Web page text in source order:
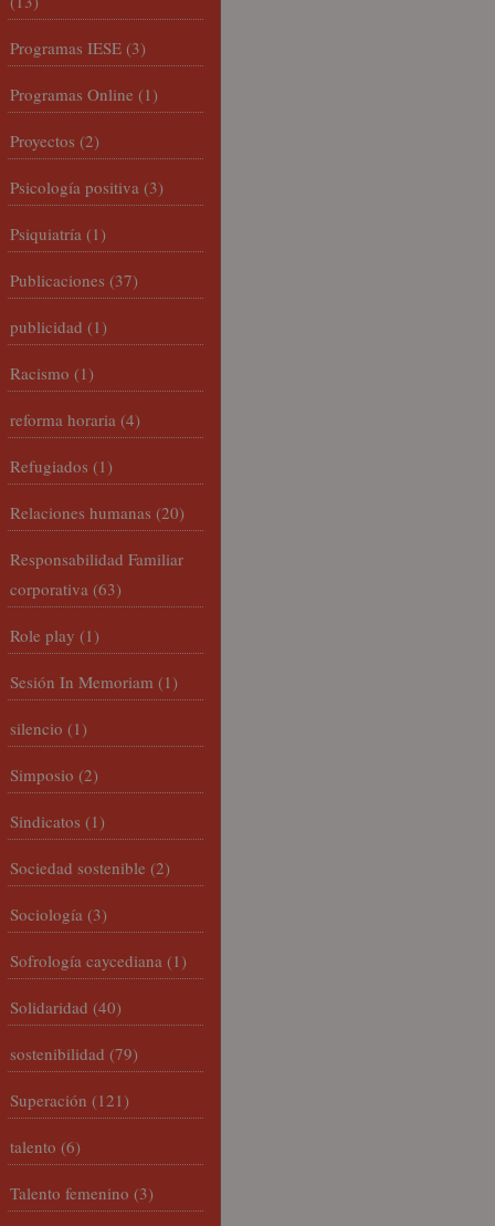
Programas IESE (3)
Programas Online (1)
Proyectos (2)
Psicología positiva (3)
Psiquiatría (1)
Publicaciones (37)
publicidad (1)
Racismo (1)
reforma horaria (4)
Refugiados (1)
Relaciones humanas (20)
Responsabilidad Familiar
corporativa (63)
Role play (1)
Sesión In Memoriam (1)
silencio (1)
Simposio (2)
Sindicatos (1)
Sociedad sostenible (2)
Sociología (3)
Sofrología caycediana (1)
Solidaridad (40)
sostenibilidad (79)
Superación (121)
talento (6)
Talento femenino (3)